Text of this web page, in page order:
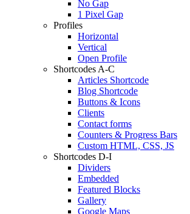
No Gap
1 Pixel Gap
Profiles
Horizontal
Vertical
Open Profile
Shortcodes A-C
Articles Shortcode
Blog Shortcode
Buttons & Icons
Clients
Contact forms
Counters & Progress Bars
Custom HTML, CSS, JS
Shortcodes D-I
Dividers
Embedded
Featured Blocks
Gallery
Google Maps